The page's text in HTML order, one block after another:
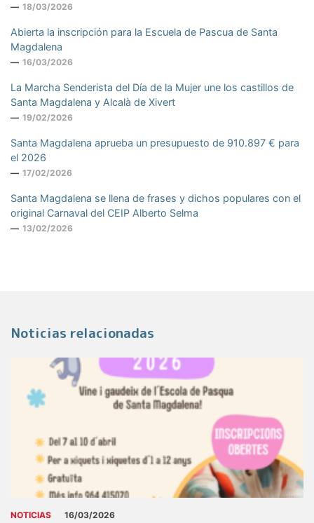
18/03/2026
Abierta la inscripción para la Escuela de Pascua de Santa
Magdalena
16/03/2026
La Marcha Senderista del Día de la Mujer une los castillos de
Santa Magdalena y Alcalà de Xivert
19/02/2026
Santa Magdalena aprueba un presupuesto de 910.897 € para
el 2026
17/02/2026
Santa Magdalena se llena de frases y dichos populares con el
original Carnaval del CEIP Alberto Selma
13/02/2026
Noticias relacionadas
NOTICIAS 16/03/2026